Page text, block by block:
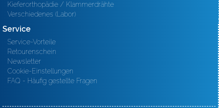
Kieferorthopädie / Klammerdrähte
Verschiedenes (Labor)
Service
Service-Vorteile
Retourenschein
Newsletter
Cookie-Einstellungen
FAQ - Häufig gestellte Fragen